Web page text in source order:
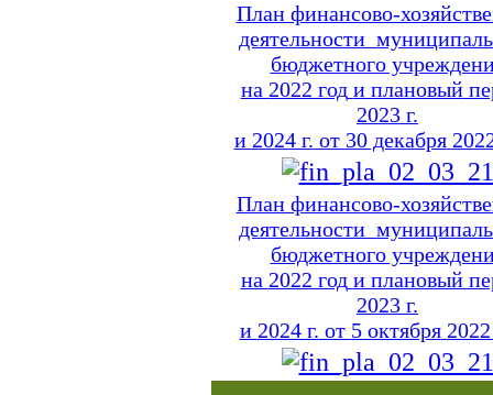
План финансово-
деятельности
бюджетного
на 2022 год и плановый
2023 г.
и 2024 г. от 30 декабря
План финансово-
деятельности
бюджетного
на 2022 год и плановый
2023 г.
и 2024 г. от 5 октября